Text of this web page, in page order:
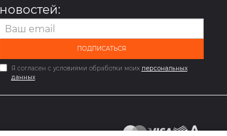
новостей:
ПОДПИСАТЬСЯ
Я согласен с условиями обработки моих персональных
данных